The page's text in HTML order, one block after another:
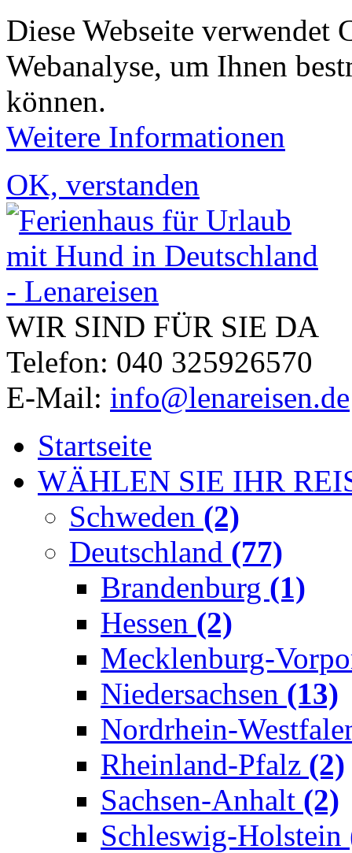
Diese Webseite verwendet
Webanalyse, um Ihnen
können.
Weitere Informationen
OK, verstanden
WIR SIND FÜR SIE DA
Telefon: 040 325926570
E-Mail: info@lenareisen.de
Startseite
WÄHLEN SIE IHR
Schweden (2)
Deutschland (77)
Brandenburg (1)
Hessen (2)
Mecklenburg-
Niedersachsen (13)
Nordrhein-
Rheinland-Pfalz (2)
Sachsen-Anhalt (2)
Schleswig-Holstein